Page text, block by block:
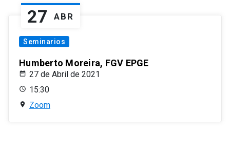
27 ABR
Seminarios
Humberto Moreira, FGV EPGE
27 de Abril de 2021
15:30
Zoom